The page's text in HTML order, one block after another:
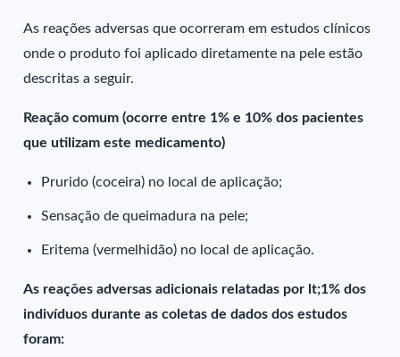
As reações adversas que ocorreram em estudos clínicos
onde o produto foi aplicado diretamente na pele estão
descritas a seguir.
Reação comum (ocorre entre 1% e 10% dos pacientes
que utilizam este medicamento)
Prurido (coceira) no local de aplicação;
Sensação de queimadura na pele;
Eritema (vermelhidão) no local de aplicação.
As reações adversas adicionais relatadas por lt;1% dos
indivíduos durante as coletas de dados dos estudos
foram: